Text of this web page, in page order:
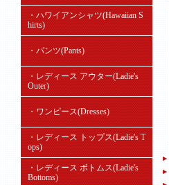
・ハワイアンシャツ(Hawaiian S
hirts)
・パンツ(Pants)
・レディース アウター(Ladie's
Outer)
・ワンピース(Dresses)
・レディース トップス(Ladie's T
ops)
・レディース ボトムス(Ladie's
Bottoms)